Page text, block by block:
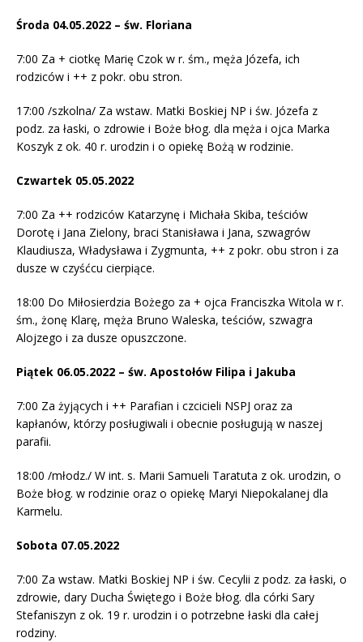
Środa 04.05.2022 – św. Floriana
7:00 Za + ciotkę Marię Czok w r. śm., męża Józefa, ich
rodziców i ++ z pokr. obu stron.
17:00 /szkolna/ Za wstaw. Matki Boskiej NP i św. Józefa z
podz. za łaski, o zdrowie i Boże błog. dla męża i ojca Marka
Koszyk z ok. 40 r. urodzin i o opiekę Bożą w rodzinie.
Czwartek 05.05.2022
7:00 Za ++ rodziców Katarzynę i Michała Skiba, teściów
Dorotę i Jana Zielony, braci Stanisława i Jana, szwagrów
Klaudiusza, Władysława i Zygmunta, ++ z pokr. obu stron i za
dusze w czyśćcu cierpiące.
18:00 Do Miłosierdzia Bożego za + ojca Franciszka Witola w r.
śm., żonę Klarę, męża Bruno Waleska, teściów, szwagra
Alojzego i za dusze opuszczone.
Piątek 06.05.2022 – św. Apostołów Filipa i Jakuba
7:00 Za żyjących i ++ Parafian i czcicieli NSPJ oraz za
kapłanów, którzy posługiwali i obecnie posługują w naszej
parafii.
18:00 /młodz./ W int. s. Marii Samueli Taratuta z ok. urodzin, o
Boże błog. w rodzinie oraz o opiekę Maryi Niepokalanej dla
Karmelu.
Sobota 07.05.2022
7:00 Za wstaw. Matki Boskiej NP i św. Cecylii z podz. za łaski, o
zdrowie, dary Ducha Świętego i Boże błog. dla córki Sary
Stefaniszyn z ok. 19 r. urodzin i o potrzebne łaski dla całej
rodziny.